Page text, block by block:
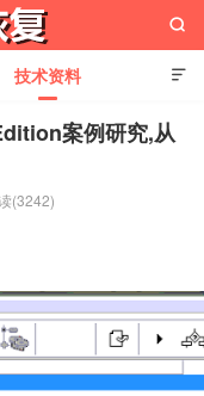

技术资料

案例研究,从
(3242)